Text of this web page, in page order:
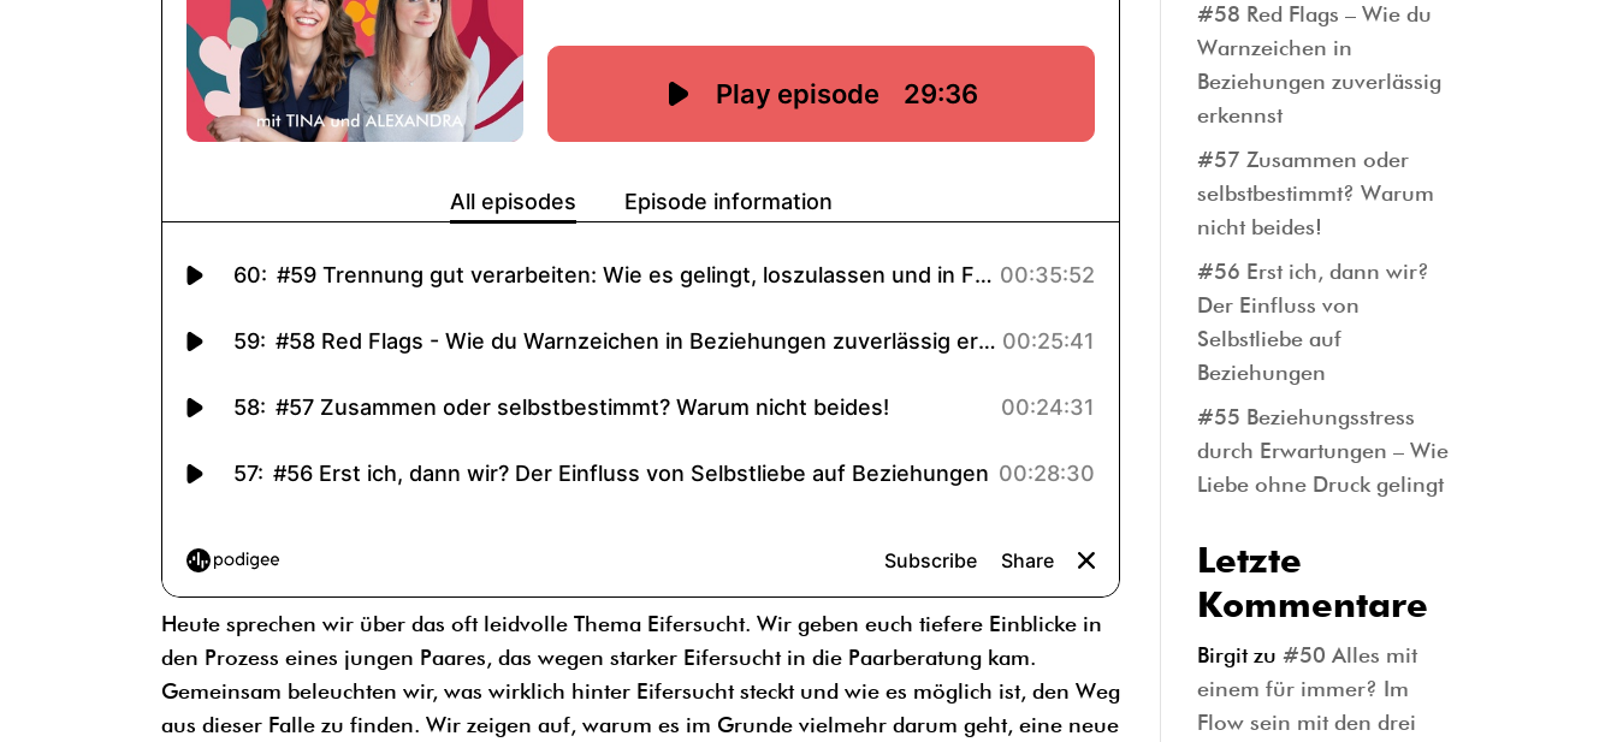
Heute sprechen wir über das oft leidvolle Thema Eifersucht. Wir geben euch tiefere Einblicke in
den Prozess eines jungen Paares, das wegen starker Eifersucht in die Paarberatung kam.
Gemeinsam beleuchten wir, was wirklich hinter Eifersucht steckt und wie es möglich ist, den Weg
aus dieser Falle zu finden. Wir zeigen auf, warum es im Grunde vielmehr darum geht, eine neue
#58 Red Flags – Wie du
Warnzeichen in
Beziehungen zuverlässig
erkennst
#57 Zusammen oder
selbstbestimmt? Warum
nicht beides!
#56 Erst ich, dann wir?
Der Einfluss von
Selbstliebe auf
Beziehungen
#55 Beziehungsstress
durch Erwartungen – Wie
Liebe ohne Druck gelingt
Letzte
Kommentare
Birgitzu #50 Alles mit
einem für immer? Im
Flow sein mit den drei